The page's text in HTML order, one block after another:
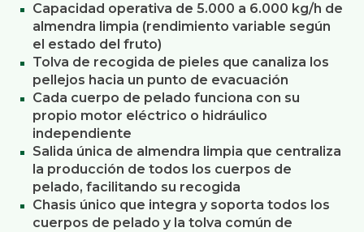
Capacidad operativa de 5.000 a 6.000 kg/h de
almendra limpia (rendimiento variable según
el estado del fruto)
Tolva de recogida de pieles que canaliza los
pellejos hacia un punto de evacuación
Cada cuerpo de pelado funciona con su
propio motor eléctrico o hidráulico
independiente
Salida única de almendra limpia que centraliza
la producción de todos los cuerpos de
pelado, facilitando su recogida
Chasis único que integra y soporta todos los
cuerpos de pelado y la tolva común de